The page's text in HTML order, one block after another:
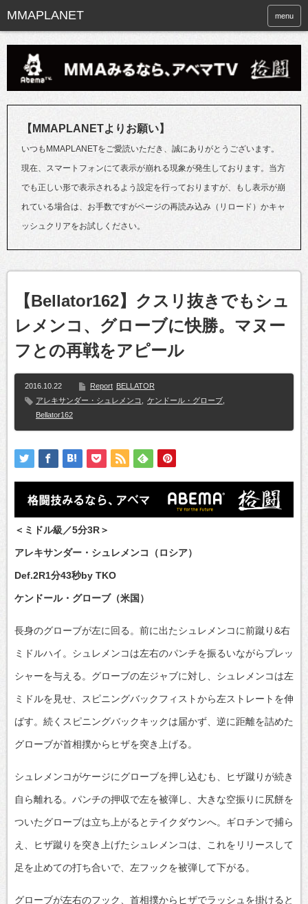
menu
【MMAPLANETよりお願い】
いつもMMAPLANETをご愛読いただき、誠にありがとうございます。
現在、スマートフォンにて表示が崩れる現象が発生しております。当方
でも正しい形で表示されるよう設定を行っておりますが、もし表示が崩
れている場合は、お手数ですがページの再読み込み（リロード）かキャ
ッシュクリアをお試しください。
【Bellator162】クスリ抜きでもシュ
レメンコ、グローブに快勝。マヌー
フとの再戦をアピール
2016.10.22 Report BELLATOR
アレキサンダー・シュレメンコ
ケンドール・グローブ
Bellator162
＜ミドル級／5分3R＞
アレキサンダー・シュレメンコ（ロシア）
Def.2R1分43秒by TKO
ケンドール・グローブ（米国）
長身のグローブが左に回る。前に出たシュレメンコに前蹴り&右
ミドルハイ。シュレメンコは左右のパンチを振るいながらプレッ
シャーを与える。グローブの左ジャブに対し、シュレメンコは左
ミドルを見せ、スピニングバックフィストから左ストレートを伸
ばす。続くスピニングバックキックは届かず、逆に距離を詰めた
グローブが首相撲からヒザを突き上げる。
シュレメンコがケージにグローブを押し込むも、ヒザ蹴りが続き
自ら離れる。パンチの押収で左を被弾し、大きな空振りに尻餅を
ついたグローブは立ち上がるとテイクダウンへ。ギロチンで捕ら
え、ヒザ蹴りを突き上げたシュレメンコは、これをリリースして
足を止めての打ち合いで、左フックを被弾して下がる。
グローブが左右のフック、首相撲からヒザでラッシュを掛けると